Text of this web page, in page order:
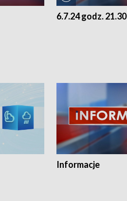
6.7.24 godz. 21.30
Informacje